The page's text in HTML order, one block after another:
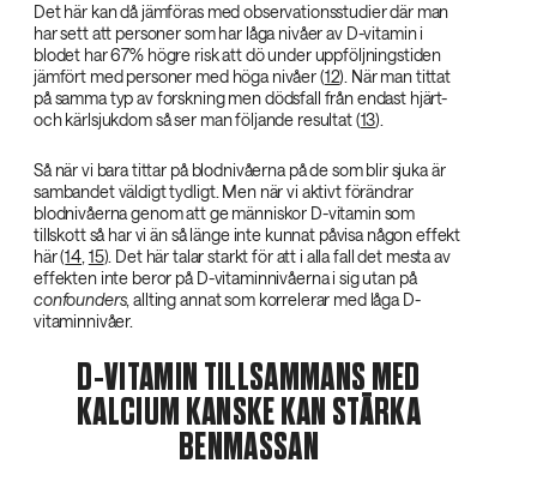
Det här kan då jämföras med observationsstudier där man
har sett att personer som har låga nivåer av D-vitamin i
blodet har 67% högre risk att dö under uppföljningstiden
jämfört med personer med höga nivåer (12). När man tittat
på samma typ av forskning men dödsfall från endast hjärt-
och kärlsjukdom så ser man följande resultat (13).
Så när vi bara tittar på blodnivåerna på de som blir sjuka är
sambandet väldigt tydligt. Men när vi aktivt förändrar
blodnivåerna genom att ge människor D-vitamin som
tillskott så har vi än så länge inte kunnat påvisa någon effekt
här (14 15). Det här talar starkt för att i alla fall det mesta av
effekten inte beror på D-vitaminnivåerna i sig utan på
confounders, allting annat som korrelerar med låga D-
vitaminnivåer.
D-VITAMIN TILLSAMMANS MED
KALCIUM KANSKE KAN STÄRKA
BENMASSAN